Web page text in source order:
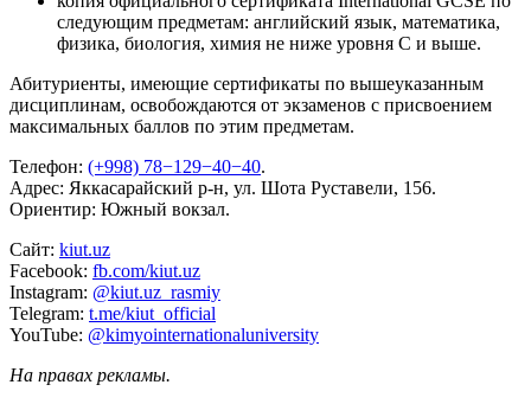
следующим предметам: английский язык, математика,
физика, биология, химия не ниже уровня С и выше.
Абитуриенты, имеющие сертификаты по вышеуказанным
дисциплинам, освобождаются от экзаменов с присвоением
максимальных баллов по этим предметам.
Телефон: (+998) 78−129−40−40.
Адрес: Яккасарайский р-н, ул. Шота Руставели, 156.
Ориентир: Южный вокзал.
Сайт: kiut.uz
Facebook: fb.com/kiut.uz
Instagram: @kiut.uz_rasmiy
Telegram: t.me/kiut_official
YouTube: @kimyointernationaluniversity
На правах рекламы.